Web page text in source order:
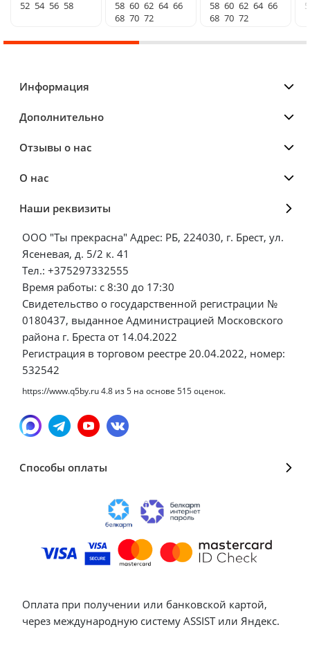
52 54 56 58
58 60 62 64 66
68 70 72
58 60 62 64 66
68 70 72
Информация
Дополнительно
Отзывы о нас
О нас
Наши реквизиты
ООО "Ты прекрасна" Адрес: РБ, 224030, г. Брест, ул.
Ясеневая, д. 5/2 к. 41
Тел.: +375297332555
Время работы: с 8:30 до 17:30
Свидетельство о государственной регистрации №
0180437, выданное Администрацией Московского
района г. Бреста от 14.04.2022
Регистрация в торговом реестре 20.04.2022, номер:
532542
https://www.q5by.ru4.8 из5 на основе 515оценок.
Способы оплаты
Оплата при получении или банковской картой,
через международную систему ASSIST или Яндекс.